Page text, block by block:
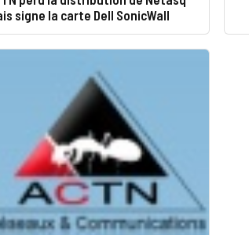
signe la carte Dell SonicWall